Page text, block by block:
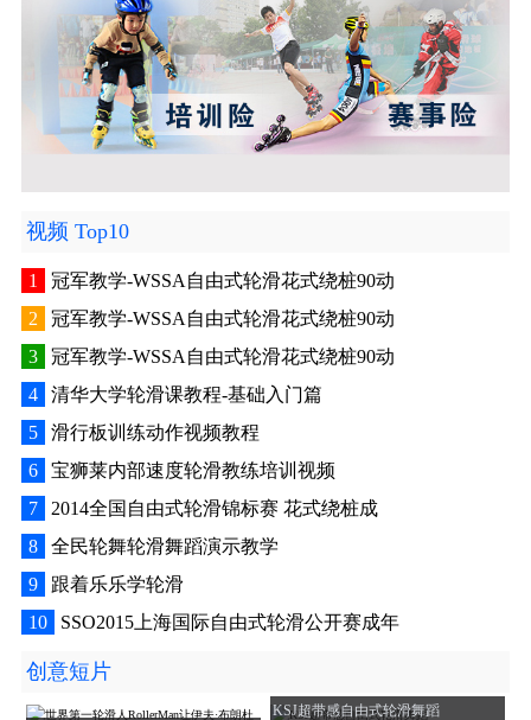
视频 Top10
1
冠军教学-WSSA自由式轮滑花式绕桩90动
2
冠军教学-WSSA自由式轮滑花式绕桩90动
3
冠军教学-WSSA自由式轮滑花式绕桩90动
4
清华大学轮滑课教程-基础入门篇
5
滑行板训练动作视频教程
6
宝狮莱内部速度轮滑教练培训视频
7
2014全国自由式轮滑锦标赛 花式绕桩成
8
全民轮舞轮滑舞蹈演示教学
9
跟着乐乐学轮滑
10
SSO2015上海国际自由式轮滑公开赛成年
创意短片
KSJ超带感自由式轮滑舞蹈